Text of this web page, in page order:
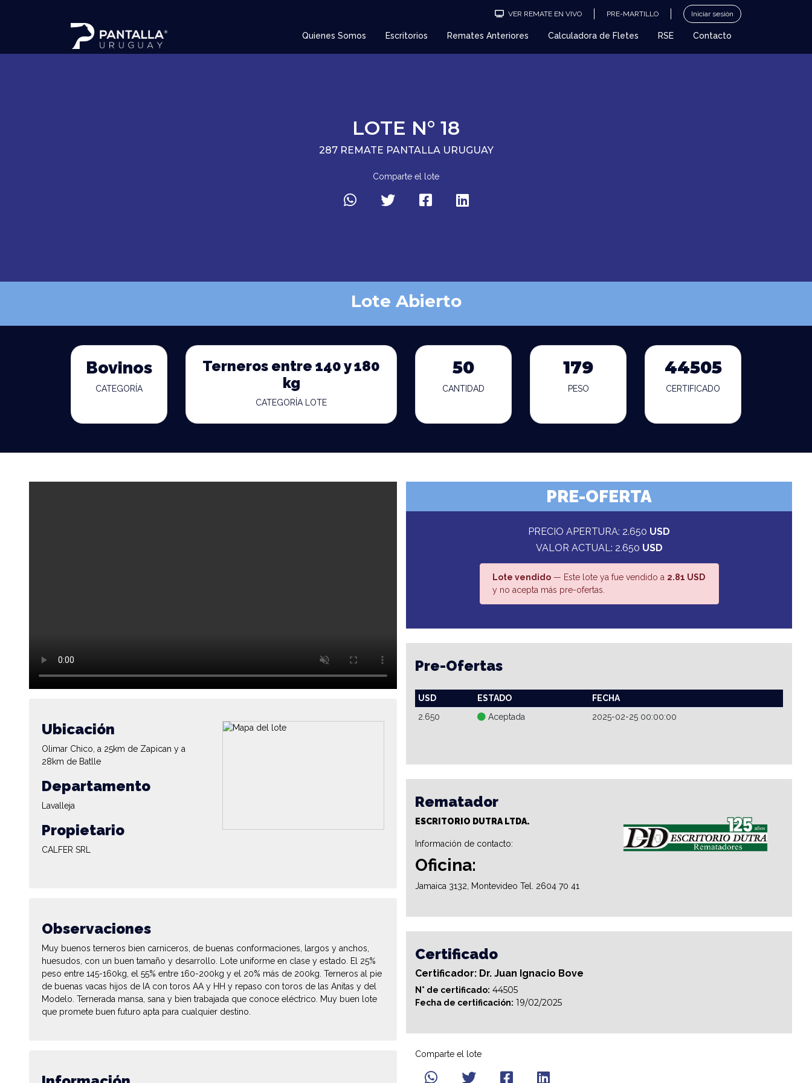
VER REMATE EN VIVO PRE-MARTILLO Iniciar sesión
Quienes Somos Escritorios Remates Anteriores Calculadora de Fletes RSE Contacto
LOTE N° 18
287 REMATE PANTALLA URUGUAY
Comparte el lote
Lote Abierto
Bovinos
CATEGORÍA
Terneros entre 140 y 180
kg
CATEGORÍA LOTE
50
CANTIDAD
179
PESO
44505
CERTIFICADO
Ubicación
Olimar Chico, a 25km de Zapican y a
28km de Batlle
Departamento
Lavalleja
Propietario
CALFER SRL
Observaciones
Muy buenos terneros bien carniceros, de buenas conformaciones, largos y anchos,
huesudos, con un buen tamaño y desarrollo. Lote uniforme en clase y estado. El 25%
peso entre 145-160kg, el 55% entre 160-200kg y el 20% más de 200kg. Terneros al pie
de buenas vacas hijos de IA con toros AA y HH y repaso con toros de las Anitas y del
Modelo. Ternerada mansa, sana y bien trabajada que conoce eléctrico. Muy buen lote
que promete buen futuro apta para cualquier destino.
PRE-OFERTA
PRECIO APERTURA: 2.650 USD
VALOR ACTUAL: 2.650 USD
Lote vendido— Este lote ya fue vendido a 2.81 USD
y no acepta más pre-ofertas.
Pre-Ofertas
USD ESTADO
FECHA
2.650
Aceptada 2025-02-25 00:00:00
Rematador
ESCRITORIO DUTRA LTDA.
Información de contacto:
Oficina:
Jamaica 3132, Montevideo Tel. 2604 70 41
Certificado
Certificador: Dr. Juan Ignacio Bove
N° de certificado: 44505
Fecha de certificación: 19/02/2025
Comparte el lote